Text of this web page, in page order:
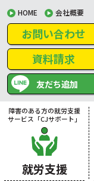
HOME 会社概要
お問い合わせ
資料請求
友だち追加
障害のある方の就労支援
サービス「CJサポート」
就労支援